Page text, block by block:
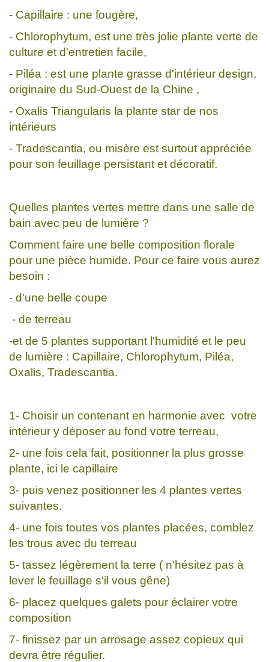
- Capillaire : une fougère,
- Chlorophytum, est une très jolie plante verte de
culture et d'entretien facile,
- Piléa : est une plante grasse d'intérieur design,
originaire du Sud-Ouest de la Chine ,
- Oxalis Triangularis la plante star de nos
intérieurs
- Tradescantia, ou misère est surtout appréciée
pour son feuillage persistant et décoratif.
Quelles plantes vertes mettre dans une salle de
bain avec peu de lumière ?
Comment faire une belle composition florale
pour une pièce humide. Pour ce faire vous aurez
besoin :
- d'une belle coupe
- de terreau
-et de 5 plantes supportant l'humidité et le peu
de lumière : Capillaire, Chlorophytum, Piléa,
Oxalis, Tradescantia.
1- Choisir un contenant en harmonie avec votre
intérieur y déposer au fond votre terreau,
2- une fois cela fait, positionner la plus grosse
plante, ici le capillaire
3- puis venez positionner les 4 plantes vertes
suivantes.
4- une fois toutes vos plantes placées, comblez
les trous avec du terreau
5- tassez légèrement la terre ( n'hésitez pas à
lever le feuillage s'il vous gêne)
6- placez quelques galets pour éclairer votre
composition
7- finissez par un arrosage assez copieux qui
devra être régulier.